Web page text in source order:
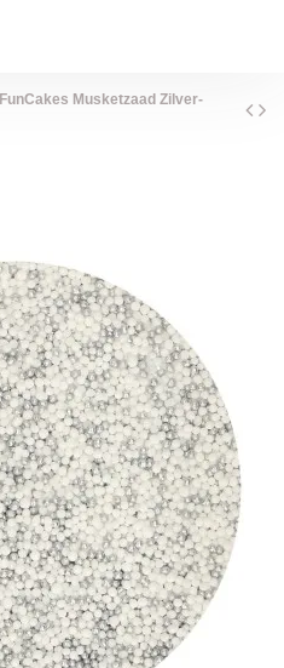
FunCakes Musketzaad Zilver-